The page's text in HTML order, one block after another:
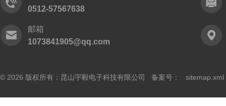
0512-57567638
邮箱
1073841905@qq.com
© 2026 版权所有：昆山宇毅电子科技有限公司 备案号： sitemap.xml